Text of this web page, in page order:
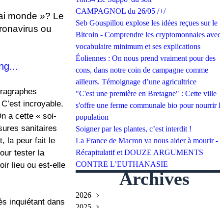
monde »? Le
ou
incroyable,
a cette « soi-
sanitaires
la peur fait le
tester la
lieu ou est-elle
inquiétant dans
CAMPAGNOL du 26/05 /+/
Seb Gouspillou explose les idées reçues sur le
Bitcoin - Comprendre les cryptomonnaies
vocabulaire minimum et ses explications
Éoliennes : On nous prend vraiment pour des
cons, dans notre coin de campagne comme
ailleurs. Témoignage d’une agricultrice
"C'est une première en Bretagne" : Cette ville
s'offre une ferme communale bio pour nourrir
population
Soigner par les plantes, c’est interdit !
La France de Macron va nous aider à mourir -
Récapitulatif et DOUZE ARGUMENTS
CONTRE L’EUTHANASIE
Archives
2026